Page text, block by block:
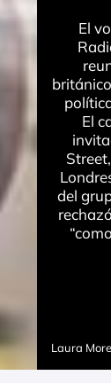
El
El
del
Laura